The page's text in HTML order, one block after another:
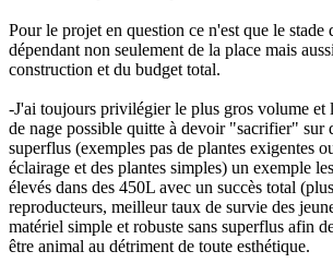
Pour le projet en question ce n'est que le stade
dépendant non seulement de la place mais
construction et du budget total.
-J'ai toujours privilégier le plus gros volume et
de nage possible quitte à devoir "sacrifier" sur
superflus (exemples pas de plantes exigentes
éclairage et des plantes simples) un exemple
élevés dans des 450L avec un succès total
reproducteurs, meilleur taux de survie des
matériel simple et robuste sans superflus afin
être animal au détriment de toute esthétique.